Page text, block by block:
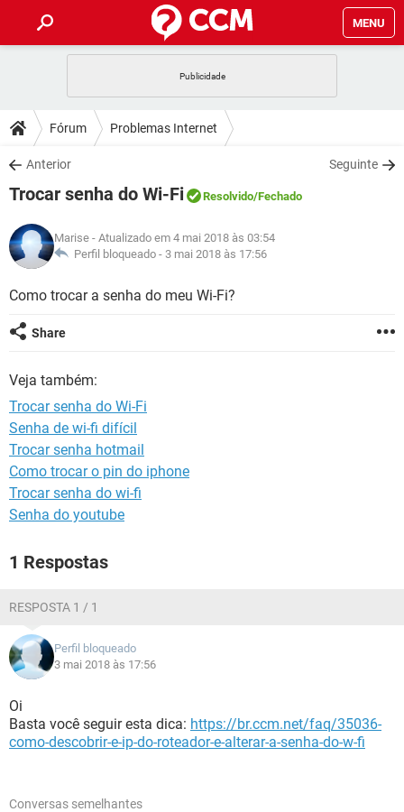
MENU
CELULAR FACEBOOK
OUTLOOK
INSTAGRAM GMAIL
GUIA DE COMPRAS
DICAS
JOGOS WHATSAPP
INSTAGRAM GMAIL
GUIA DE COMPRAS
DOWNLOADS
JOGOS WHATSAPP
CELULAR
OUTLOOK EXCEL
GMAIL
JOGOS WHATSAPP
CELULAR
OUTLOOK EXCEL
INSTAGRAM
GLOSSÁRIO
WHATSAPP
INSTAGRAM
GUIA DE COMPRAS
Fórum Problemas Internet
Anterior Seguinte
Trocar senha do Wi-Fi Resolvido/Fechado
Marise - Atualizado em 4 mai 2018 às 03:54
Perfil bloqueado - 3 mai 2018 às 17:56
Como trocar a senha do meu Wi-Fi?
Share
Veja também:
Trocar senha do Wi-Fi
Senha de wi-fi difícil
Trocar senha hotmail
Como trocar o pin do iphone
Trocar senha do wi-fi
Senha do youtube
1 Respostas
RESPOSTA 1 / 1
Perfil bloqueado
3 mai 2018 às 17:56
Oi
Basta você seguir esta dica: https://br.ccm.net/faq/35036-
como-descobrir-e-ip-do-roteador-e-alterar-a-senha-do-w-fi
Conversas semelhantes